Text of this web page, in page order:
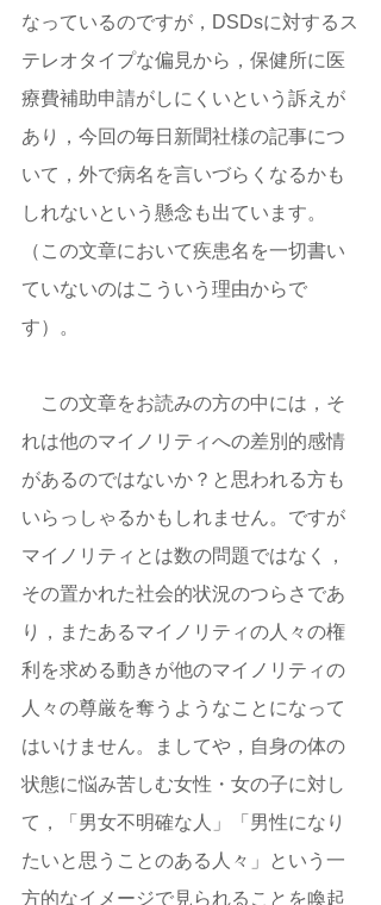
なっているのですが，DSDsに対するス
テレオタイプな偏見から，保健所に医
療費補助申請がしにくいという訴えが
あり，今回の毎日新聞社様の記事につ
いて，外で病名を言いづらくなるかも
しれないという懸念も出ています。
（この文章において疾患名を一切書い
ていないのはこういう理由からで
す）。
この文章をお読みの方の中には，そ
れは他のマイノリティへの差別的感情
があるのではないか？と思われる方も
いらっしゃるかもしれません。ですが
マイノリティとは数の問題ではなく，
その置かれた社会的状況のつらさであ
り，またあるマイノリティの人々の権
利を求める動きが他のマイノリティの
人々の尊厳を奪うようなことになって
はいけません。ましてや，自身の体の
状態に悩み苦しむ女性・女の子に対し
て，「男女不明確な人」「男性になり
たいと思うことのある人々」という一
方的なイメージで見られることを喚起